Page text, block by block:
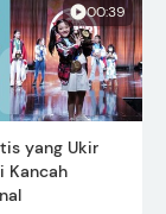
00:39
yang Ukir
Kancah